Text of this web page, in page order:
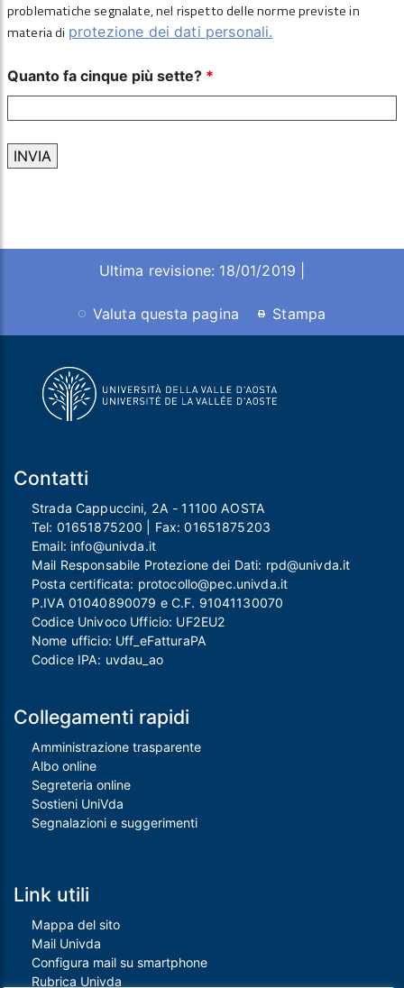
problematiche segnalate, nel rispetto delle norme previste in
materia di protezione dei dati personali.
Quanto fa cinque più sette? *
Ultima revisione: 18/01/2019 |
Valuta questa pagina Stampa
Contatti
Strada Cappuccini, 2A - 11100 AOSTA
Tel: 01651875200 | Fax:01651875203
Email: info@univda.it
Mail Responsabile Protezione dei Dati: rpd@univda.it
Posta certificata: protocollo@pec.univda.it
P.IVA 01040890079 e C.F. 91041130070
Codice Univoco Ufficio: UF2EU2
Nome ufficio: Uff_eFatturaPA
Codice IPA: uvdau_ao
Collegamenti rapidi
Amministrazione trasparente
Albo online
Segreteria online
Sostieni UniVda
Segnalazioni e suggerimenti
Link utili
Mappa del sito
Mail Univda
Configura mail su smartphone
Rubrica Univda